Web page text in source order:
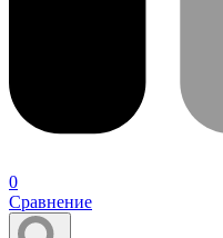
0
Сравнение